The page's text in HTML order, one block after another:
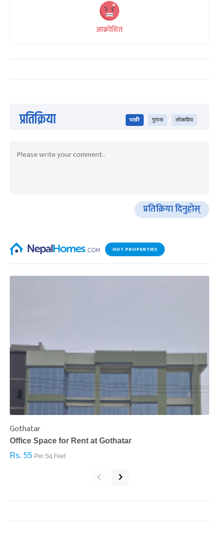
आक्रोशित
प्रतिक्रिया भर्खरै पुराना लोकप्रिय
प्रतिक्रिया दिनुहोस्
HOT PROPERTIES
Gothatar
Office Space for Rent at Gothatar
Rs. 55 Per Sq.Feet
‹ ›